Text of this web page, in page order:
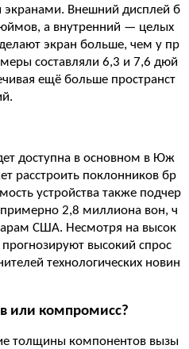
экранами. Внешний дисплей б
а внутренний — целых
экран больше, чем у пр
составляли 6,3 и 7,6 дюй
ещё больше пространст
доступна в основном в Юж
расстроить поклонников бр
устройства также подчер
примерно 2,8 миллиона вон, ч
США. Несмотря на высок
высокий спрос
технологических новин
или компромисс?
толщины компонентов вызы